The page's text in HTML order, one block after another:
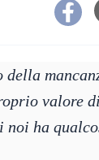
della
valore
noi ha